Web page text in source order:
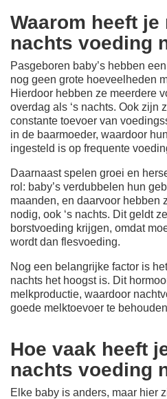
Waarom heeft je
nachts voeding
Pasgeboren baby’s hebben
nog geen grote hoeveelheden
Hierdoor hebben ze meerdere
overdag als ‘s nachts. Ook zijn
constante toevoer van
in de baarmoeder, waardoor
ingesteld is op frequente
Daarnaast spelen groei en
rol: baby’s verdubbelen hun
maanden, en daarvoor hebben
nodig, ook ‘s nachts. Dit geldt
borstvoeding krijgen, omdat
wordt dan flesvoeding.
Nog een belangrijke factor is
nachts het hoogst is. Dit
melkproductie, waardoor
goede melktoevoer te
Hoe vaak heeft
nachts voeding
Elke baby is anders, maar hier